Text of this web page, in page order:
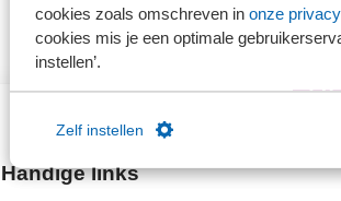
cookies zoals omschreven in onze
cookies mis je een optimale
instellen’.
Zelf instellen
Handige links